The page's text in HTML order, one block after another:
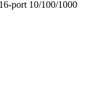
port 10/100/1000